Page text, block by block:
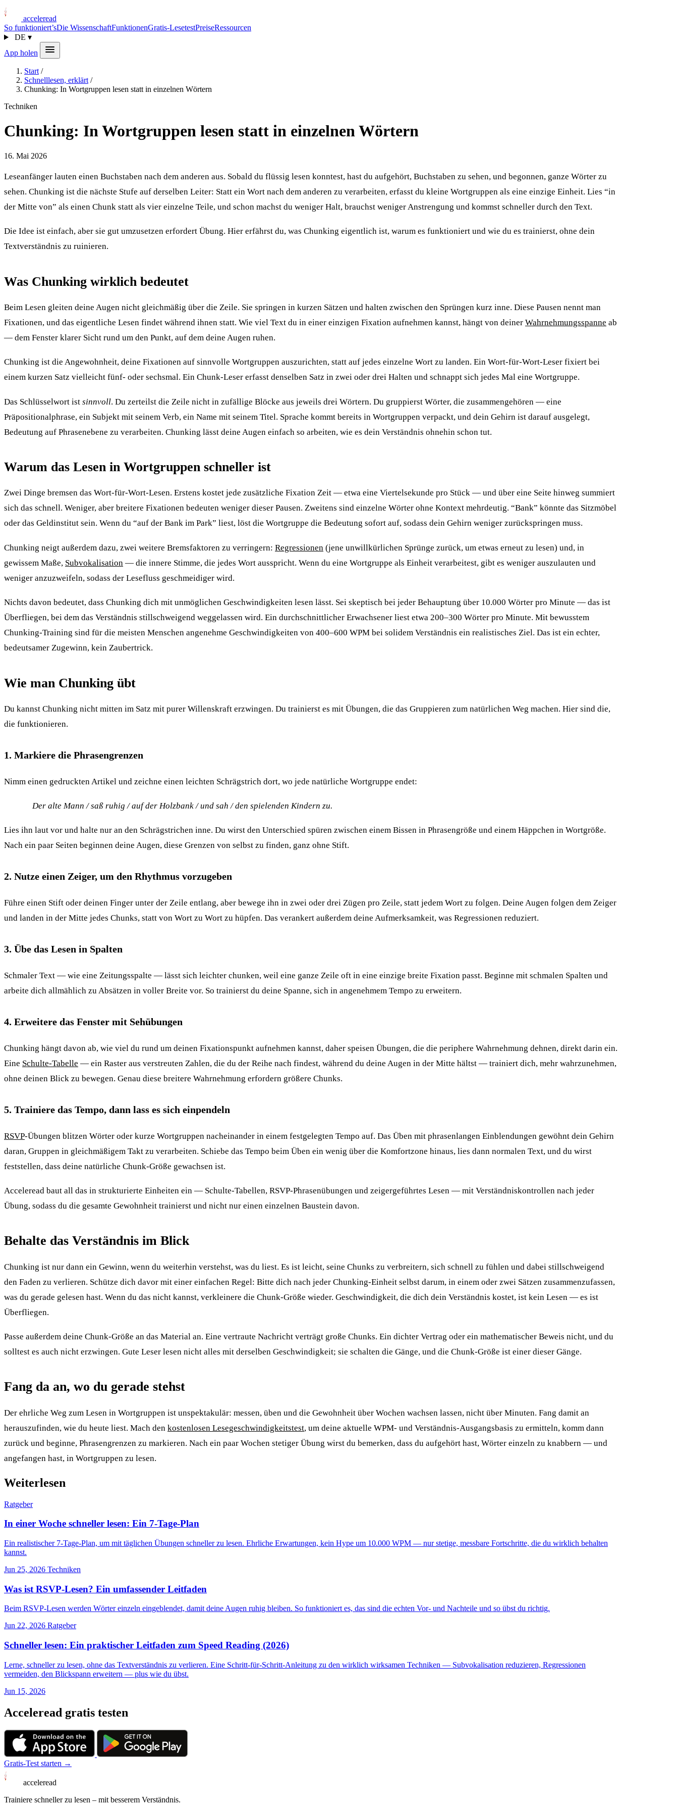
acceleread
So funktioniert’sDie WissenschaftFunktionenGratis-LesetestPreiseRessourcen
DE ▾
App holen
Start /
Schnelllesen, erklärt /
Chunking: In Wortgruppen lesen statt in einzelnen Wörtern
Techniken
Chunking: In Wortgruppen lesen statt in einzelnen Wörtern
16. Mai 2026
Leseanfänger lauten einen Buchstaben nach dem anderen aus. Sobald du flüssig lesen konntest, hast du aufgehört, Buchstaben zu sehen, und begonnen, ganze Wörter zu
sehen. Chunking ist die nächste Stufe auf derselben Leiter: Statt ein Wort nach dem anderen zu verarbeiten, erfasst du kleine Wortgruppen als eine einzige Einheit. Lies “in
der Mitte von” als einen Chunk statt als vier einzelne Teile, und schon machst du weniger Halt, brauchst weniger Anstrengung und kommst schneller durch den Text.
Die Idee ist einfach, aber sie gut umzusetzen erfordert Übung. Hier erfährst du, was Chunking eigentlich ist, warum es funktioniert und wie du es trainierst, ohne dein
Textverständnis zu ruinieren.
Was Chunking wirklich bedeutet
Beim Lesen gleiten deine Augen nicht gleichmäßig über die Zeile. Sie springen in kurzen Sätzen und halten zwischen den Sprüngen kurz inne. Diese Pausen nennt man
Fixationen, und das eigentliche Lesen findet während ihnen statt. Wie viel Text du in einer einzigen Fixation aufnehmen kannst, hängt von deiner Wahrnehmungsspanne ab
— dem Fenster klarer Sicht rund um den Punkt, auf dem deine Augen ruhen.
Chunking ist die Angewohnheit, deine Fixationen auf sinnvolle Wortgruppen auszurichten, statt auf jedes einzelne Wort zu landen. Ein Wort-für-Wort-Leser fixiert bei
einem kurzen Satz vielleicht fünf- oder sechsmal. Ein Chunk-Leser erfasst denselben Satz in zwei oder drei Halten und schnappt sich jedes Mal eine Wortgruppe.
Das Schlüsselwort ist sinnvoll. Du zerteilst die Zeile nicht in zufällige Blöcke aus jeweils drei Wörtern. Du gruppierst Wörter, die zusammengehören — eine
Präpositionalphrase, ein Subjekt mit seinem Verb, ein Name mit seinem Titel. Sprache kommt bereits in Wortgruppen verpackt, und dein Gehirn ist darauf ausgelegt,
Bedeutung auf Phrasenebene zu verarbeiten. Chunking lässt deine Augen einfach so arbeiten, wie es dein Verständnis ohnehin schon tut.
Warum das Lesen in Wortgruppen schneller ist
Zwei Dinge bremsen das Wort-für-Wort-Lesen. Erstens kostet jede zusätzliche Fixation Zeit — etwa eine Viertelsekunde pro Stück — und über eine Seite hinweg summiert
sich das schnell. Weniger, aber breitere Fixationen bedeuten weniger dieser Pausen. Zweitens sind einzelne Wörter ohne Kontext mehrdeutig. “Bank” könnte das Sitzmöbel
oder das Geldinstitut sein. Wenn du “auf der Bank im Park” liest, löst die Wortgruppe die Bedeutung sofort auf, sodass dein Gehirn weniger zurückspringen muss.
Chunking neigt außerdem dazu, zwei weitere Bremsfaktoren zu verringern: Regressionen (jene unwillkürlichen Sprünge zurück, um etwas erneut zu lesen) und, in
gewissem Maße, Subvokalisation — die innere Stimme, die jedes Wort ausspricht. Wenn du eine Wortgruppe als Einheit verarbeitest, gibt es weniger auszulauten und
weniger anzuzweifeln, sodass der Lesefluss geschmeidiger wird.
Nichts davon bedeutet, dass Chunking dich mit unmöglichen Geschwindigkeiten lesen lässt. Sei skeptisch bei jeder Behauptung über 10.000 Wörter pro Minute — das ist
Überfliegen, bei dem das Verständnis stillschweigend weggelassen wird. Ein durchschnittlicher Erwachsener liest etwa 200–300 Wörter pro Minute. Mit bewusstem
Chunking-Training sind für die meisten Menschen angenehme Geschwindigkeiten von 400–600 WPM bei solidem Verständnis ein realistisches Ziel. Das ist ein echter,
bedeutsamer Zugewinn, kein Zaubertrick.
Wie man Chunking übt
Du kannst Chunking nicht mitten im Satz mit purer Willenskraft erzwingen. Du trainierst es mit Übungen, die das Gruppieren zum natürlichen Weg machen. Hier sind die,
die funktionieren.
1. Markiere die Phrasengrenzen
Nimm einen gedruckten Artikel und zeichne einen leichten Schrägstrich dort, wo jede natürliche Wortgruppe endet:
Der alte Mann / saß ruhig / auf der Holzbank / und sah / den spielenden Kindern zu.
Lies ihn laut vor und halte nur an den Schrägstrichen inne. Du wirst den Unterschied spüren zwischen einem Bissen in Phrasengröße und einem Häppchen in Wortgröße.
Nach ein paar Seiten beginnen deine Augen, diese Grenzen von selbst zu finden, ganz ohne Stift.
2. Nutze einen Zeiger, um den Rhythmus vorzugeben
Führe einen Stift oder deinen Finger unter der Zeile entlang, aber bewege ihn in zwei oder drei Zügen pro Zeile, statt jedem Wort zu folgen. Deine Augen folgen dem Zeiger
und landen in der Mitte jedes Chunks, statt von Wort zu Wort zu hüpfen. Das verankert außerdem deine Aufmerksamkeit, was Regressionen reduziert.
3. Übe das Lesen in Spalten
Schmaler Text — wie eine Zeitungsspalte — lässt sich leichter chunken, weil eine ganze Zeile oft in eine einzige breite Fixation passt. Beginne mit schmalen Spalten und
arbeite dich allmählich zu Absätzen in voller Breite vor. So trainierst du deine Spanne, sich in angenehmem Tempo zu erweitern.
4. Erweitere das Fenster mit Sehübungen
Chunking hängt davon ab, wie viel du rund um deinen Fixationspunkt aufnehmen kannst, daher speisen Übungen, die die periphere Wahrnehmung dehnen, direkt darin ein.
Eine Schulte-Tabelle — ein Raster aus verstreuten Zahlen, die du der Reihe nach findest, während du deine Augen in der Mitte hältst — trainiert dich, mehr wahrzunehmen,
ohne deinen Blick zu bewegen. Genau diese breitere Wahrnehmung erfordern größere Chunks.
5. Trainiere das Tempo, dann lass es sich einpendeln
RSVP-Übungen blitzen Wörter oder kurze Wortgruppen nacheinander in einem festgelegten Tempo auf. Das Üben mit phrasenlangen Einblendungen gewöhnt dein Gehirn
daran, Gruppen in gleichmäßigem Takt zu verarbeiten. Schiebe das Tempo beim Üben ein wenig über die Komfortzone hinaus, lies dann normalen Text, und du wirst
feststellen, dass deine natürliche Chunk-Größe gewachsen ist.
Acceleread baut all das in strukturierte Einheiten ein — Schulte-Tabellen, RSVP-Phrasenübungen und zeigergeführtes Lesen — mit Verständniskontrollen nach jeder
Übung, sodass du die gesamte Gewohnheit trainierst und nicht nur einen einzelnen Baustein davon.
Behalte das Verständnis im Blick
Chunking ist nur dann ein Gewinn, wenn du weiterhin verstehst, was du liest. Es ist leicht, seine Chunks zu verbreitern, sich schnell zu fühlen und dabei stillschweigend
den Faden zu verlieren. Schütze dich davor mit einer einfachen Regel: Bitte dich nach jeder Chunking-Einheit selbst darum, in einem oder zwei Sätzen zusammenzufassen,
was du gerade gelesen hast. Wenn du das nicht kannst, verkleinere die Chunk-Größe wieder. Geschwindigkeit, die dich dein Verständnis kostet, ist kein Lesen — es ist
Überfliegen.
Passe außerdem deine Chunk-Größe an das Material an. Eine vertraute Nachricht verträgt große Chunks. Ein dichter Vertrag oder ein mathematischer Beweis nicht, und du
solltest es auch nicht erzwingen. Gute Leser lesen nicht alles mit derselben Geschwindigkeit; sie schalten die Gänge, und die Chunk-Größe ist einer dieser Gänge.
Fang da an, wo du gerade stehst
Der ehrliche Weg zum Lesen in Wortgruppen ist unspektakulär: messen, üben und die Gewohnheit über Wochen wachsen lassen, nicht über Minuten. Fang damit an
herauszufinden, wie du heute liest. Mach den kostenlosen Lesegeschwindigkeitstest, um deine aktuelle WPM- und Verständnis-Ausgangsbasis zu ermitteln, komm dann
zurück und beginne, Phrasengrenzen zu markieren. Nach ein paar Wochen stetiger Übung wirst du bemerken, dass du aufgehört hast, Wörter einzeln zu knabbern — und
angefangen hast, in Wortgruppen zu lesen.
Weiterlesen
Ratgeber
In einer Woche schneller lesen: Ein 7-Tage-Plan
Ein realistischer 7-Tage-Plan, um mit täglichen Übungen schneller zu lesen. Ehrliche Erwartungen, kein Hype um 10.000 WPM — nur stetige, messbare Fortschritte, die du wirklich behalten
kannst.
Jun 25, 2026 Techniken
Was ist RSVP-Lesen? Ein umfassender Leitfaden
Beim RSVP-Lesen werden Wörter einzeln eingeblendet, damit deine Augen ruhig bleiben. So funktioniert es, das sind die echten Vor- und Nachteile und so übst du richtig.
Jun 22, 2026 Ratgeber
Schneller lesen: Ein praktischer Leitfaden zum Speed Reading (2026)
Lerne, schneller zu lesen, ohne das Textverständnis zu verlieren. Eine Schritt-für-Schritt-Anleitung zu den wirklich wirksamen Techniken — Subvokalisation reduzieren, Regressionen
vermeiden, den Blickspann erweitern — plus wie du übst.
Jun 15, 2026
Acceleread gratis testen
Gratis-Test starten →
acceleread
Trainiere schneller zu lesen – mit besserem Verständnis.